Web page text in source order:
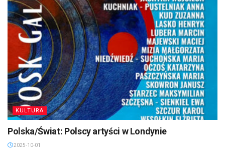
KULTURA
Polska/Świat: Polscy artyści w Londynie
2025-10-01